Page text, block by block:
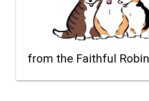
from the Faithful Robin